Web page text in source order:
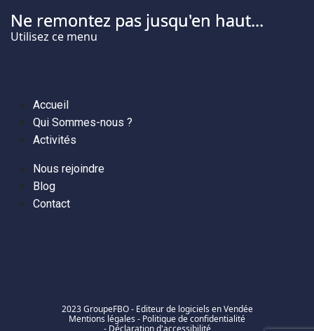
Ne remontez pas jusqu'en haut...
Utilisez ce menu
Accueil
Qui Sommes-nous ?
Activités
Nous rejoindre
Blog
Contact
2023 GroupeFBO - Editeur de logiciels en Vendée
Mentions légales - Politique de confidentialité
- Déclaration d'accessibilité